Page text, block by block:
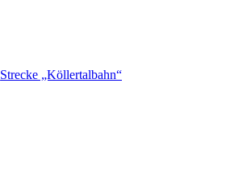
Strecke „Köllertalbahn“